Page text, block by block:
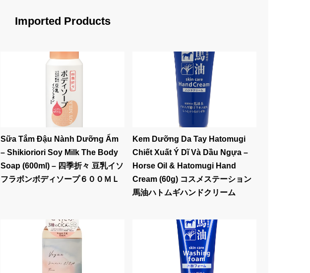
Imported Products
Sữa Tắm Đậu Nành Dưỡng Ẩm
– Shikioriori Soy Milk The Body
Soap (600ml) – 四季折々 豆乳イソ
フラボンボディソープ６００ＭＬ
Kem Dưỡng Da Tay Hatomugi
Chiết Xuất Ý Dĩ Và Dầu Ngựa –
Horse Oil & Hatomugi Hand
Cream (60g) コスメステーション
馬油ハトムギハンドクリーム